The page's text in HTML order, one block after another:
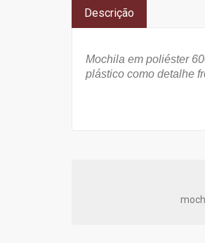
Descrição
Mochila em poliéster
plástico como detalhe